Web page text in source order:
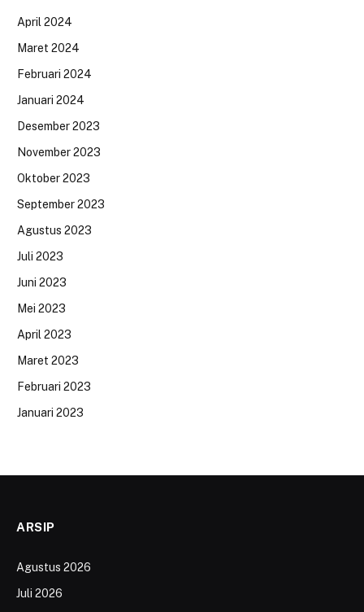
April 2024
Maret 2024
Februari 2024
Januari 2024
Desember 2023
November 2023
Oktober 2023
September 2023
Agustus 2023
Juli 2023
Juni 2023
Mei 2023
April 2023
Maret 2023
Februari 2023
Januari 2023
ARSIP
Agustus 2026
Juli 2026